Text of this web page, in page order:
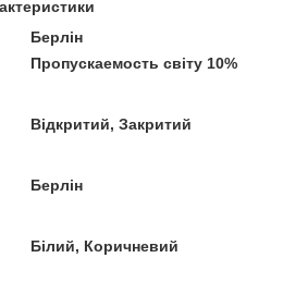
Берлін
Пропускаемость світу 10%
Відкритий, Закритий
Берлін
Білий, Коричневий